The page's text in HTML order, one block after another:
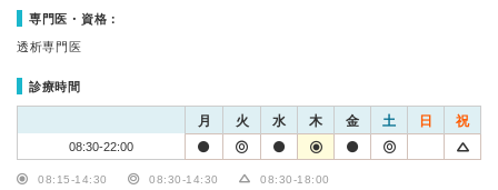
専門医・資格：
透析専門医
診療時間
月 火 水 木 金 土 日 祝
08:30-22:00
08:15-14:30 08:30-14:30 08:30-18:00